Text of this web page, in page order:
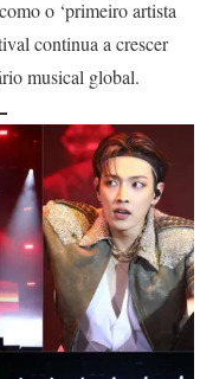
o ‘primeiro artista
continua a crescer
musical global.